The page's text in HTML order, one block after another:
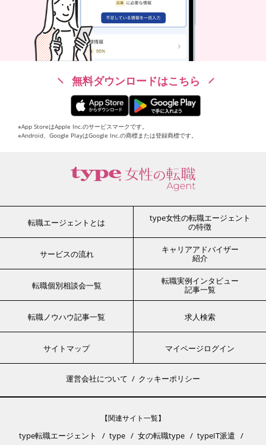
無料ダウンロードはこちら
※App StoreはApple Inc.のサービスマークです。
※Android、Google PlayはGoogle Inc.の商標または登録商標です。
転職エージェントとは
type女性の転職エージェント
の特徴
サービスの流れ
キャリアアドバイザー
紹介
転職個別相談会一覧
転職実例インタビュー
記事一覧
転職ノウハウ記事一覧 求人検索
サイトマップ マイページログイン
運営会社について クッキーポリシー
【関連サイト一覧】
type転職エージェント type 女の転職type typeIT派遣